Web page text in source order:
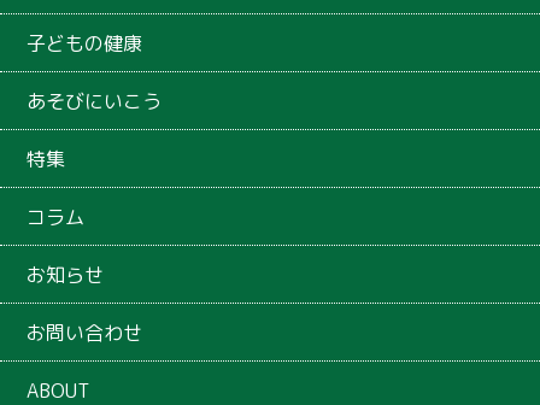
子どもの健康
あそびにいこう
特集
コラム
お知らせ
お問い合わせ
ABOUT